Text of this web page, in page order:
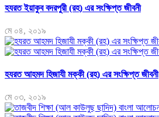
হযরত ইয়াকুব বদরপুরী (রহ) এর সংক্ষিপ্ত জীবনী
মে ০৪, ২০১৯
হযরত আহমদ হিজাযী মক্কী (রহ) এর সংক্ষিপ্ত জীবনী
মে ০৩, ২০১৯